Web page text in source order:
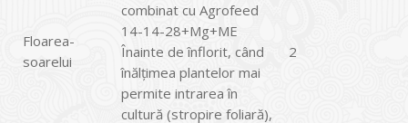
Floarea-
soarelui
combinat cu Agrofeed
14-14-28+Mg+ME
Înainte de înflorit, când
înălţimea plantelor mai
permite intrarea în
cultură (stropire foliară),
2